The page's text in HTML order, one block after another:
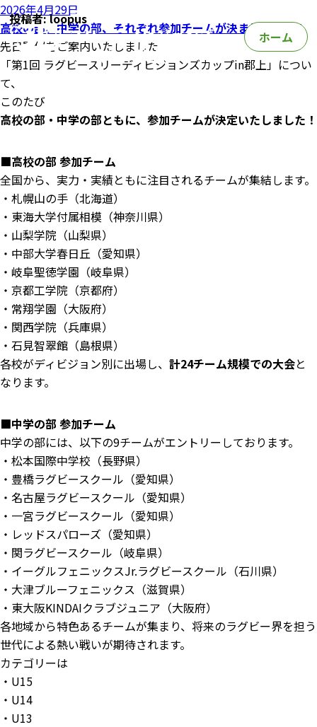
ホーム
投稿者:loopus
投
稿
日:
2026年4月29日
高校の部、中学の部、それぞれ参加チームが決まりました！
先日開催をご案内いたしました
「第1回 ラグビースリーディビジョンズカップin郡上」につい
て、
このたび
高校の部・中学の部ともに、参加チームが決定いたしました！
■高校の部 参加チーム
全国から、実力・実績ともに注目されるチームが集結します。
・札幌山の手（北海道）
・東海大学付属相模（神奈川県）
・山梨学院（山梨県）
・中部大学春日丘（愛知県）
・岐阜聖徳学園（岐阜県）
・京都工学院（京都府）
・常翔学園（大阪府）
・関西学院（兵庫県）
・石見智翠館（島根県）
各校がディビジョン別に出場し、 計24チーム規模での大会と
なります。
■中学の部 参加チーム
中学の部には、以下の9チームがエントリーしております。
・松本国際中学校（長野県）
・豊橋ラグビースクール（愛知県）
・名古屋ラグビースクール（愛知県）
・一宮ラグビースクール（愛知県）
・レッドスパローズ（愛知県）
・関ラグビースクール（岐阜県）
・イーグルフェニックスJr.ラグビースクール（石川県）
・大津ブルーフェニックス（滋賀県）
・東大阪KINDAIクラブジュニア（大阪府）
各地域から特色あるチームが集まり、将来のラグビー界を担う
世代による熱い戦いが期待されます。
カテゴリーは
・U15
・U14
・U13